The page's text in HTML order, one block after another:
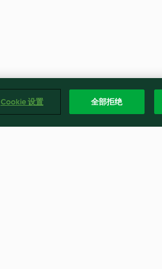
Cookie 设置 全部拒绝